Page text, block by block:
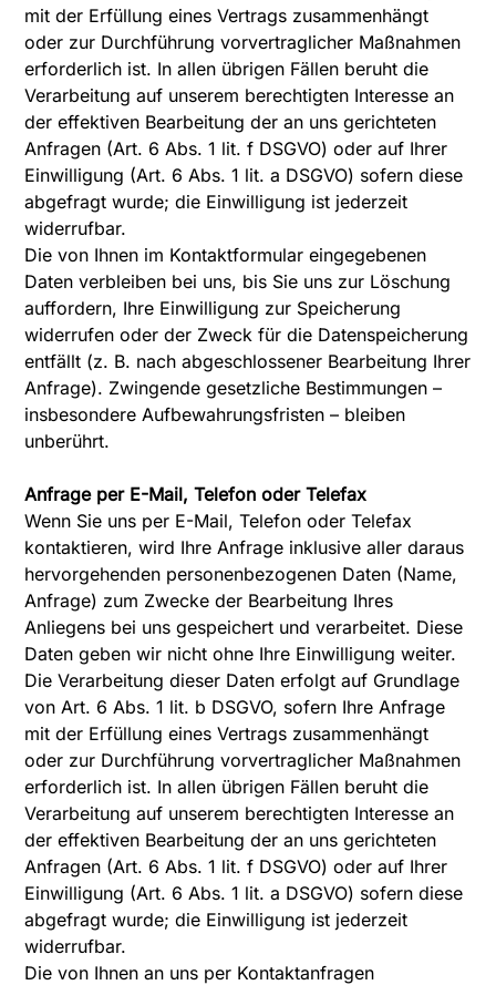
mit der Erfüllung eines Vertrags zusammenhängt
oder zur Durchführung vorvertraglicher Maßnahmen
erforderlich ist. In allen übrigen Fällen beruht die
Verarbeitung auf unserem berechtigten Interesse an
der effektiven Bearbeitung der an uns gerichteten
Anfragen (Art. 6 Abs. 1 lit. f DSGVO) oder auf Ihrer
Einwilligung (Art. 6 Abs. 1 lit. a DSGVO) sofern diese
abgefragt wurde; die Einwilligung ist jederzeit
widerrufbar.
Die von Ihnen im Kontaktformular eingegebenen
Daten verbleiben bei uns, bis Sie uns zur Löschung
auffordern, Ihre Einwilligung zur Speicherung
widerrufen oder der Zweck für die Datenspeicherung
entfällt (z. B. nach abgeschlossener Bearbeitung Ihrer
Anfrage). Zwingende gesetzliche Bestimmungen –
insbesondere Aufbewahrungsfristen – bleiben
unberührt.
Anfrage per E-Mail, Telefon oder Telefax
Wenn Sie uns per E-Mail, Telefon oder Telefax
kontaktieren, wird Ihre Anfrage inklusive aller daraus
hervorgehenden personenbezogenen Daten (Name,
Anfrage) zum Zwecke der Bearbeitung Ihres
Anliegens bei uns gespeichert und verarbeitet. Diese
Daten geben wir nicht ohne Ihre Einwilligung weiter.
Die Verarbeitung dieser Daten erfolgt auf Grundlage
von Art. 6 Abs. 1 lit. b DSGVO, sofern Ihre Anfrage
mit der Erfüllung eines Vertrags zusammenhängt
oder zur Durchführung vorvertraglicher Maßnahmen
erforderlich ist. In allen übrigen Fällen beruht die
Verarbeitung auf unserem berechtigten Interesse an
der effektiven Bearbeitung der an uns gerichteten
Anfragen (Art. 6 Abs. 1 lit. f DSGVO) oder auf Ihrer
Einwilligung (Art. 6 Abs. 1 lit. a DSGVO) sofern diese
abgefragt wurde; die Einwilligung ist jederzeit
widerrufbar.
Die von Ihnen an uns per Kontaktanfragen